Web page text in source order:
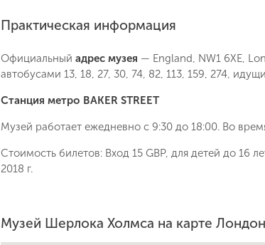
Практическая информация
Официальный адрес музея — England, NW1 6XE,
автобусами 13, 18, 27, 30, 74, 82, 113, 159, 274,
Станция метро BAKER STREET
Музей работает ежедневно с 9:30 до 18:00. Во
Стоимость билетов: Вход 15 GBP, для детей до 16
2018 г.
Музей Шерлока Холмса на карте